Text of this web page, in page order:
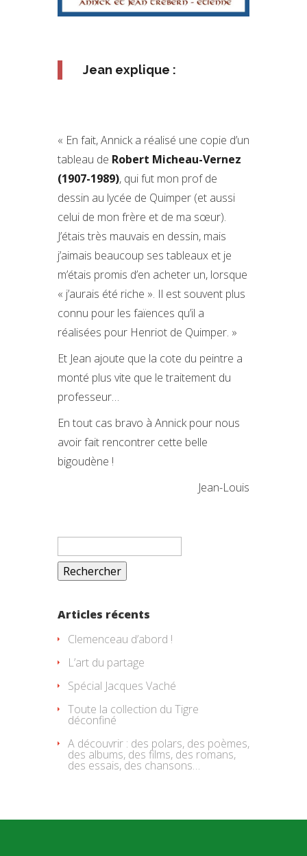
Jean explique :
« En fait, Annick a réalisé une copie d’un
tableau de Robert Micheau-Vernez
(1907-1989), qui fut mon prof de
dessin au lycée de Quimper (et aussi
celui de mon frère et de ma sœur).
J’étais très mauvais en dessin, mais
j’aimais beaucoup ses tableaux et je
m’étais promis d’en acheter un, lorsque
« j’aurais été riche ». Il est souvent plus
connu pour les faïences qu’il a
réalisées pour Henriot de Quimper. »
Et Jean ajoute que la cote du peintre a
monté plus vite que le traitement du
professeur…
En tout cas bravo à Annick pour nous
avoir fait rencontrer cette belle
bigoudène !
Jean-Louis
Rechercher :
Articles récents
Clemenceau d’abord !
L’art du partage
Spécial Jacques Vaché
Toute la collection du Tigre
déconfiné
A découvrir : des polars, des poèmes,
des albums, des films, des romans,
des essais, des chansons…